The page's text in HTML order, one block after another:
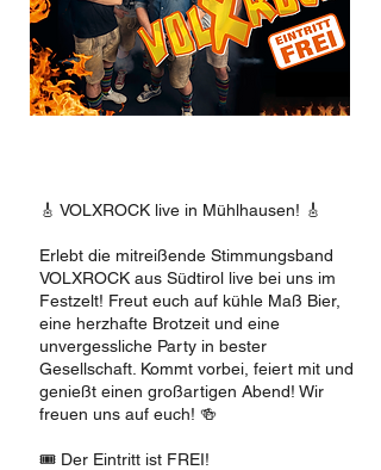
🎸 VOLXROCK live in Mühlhausen! 🎸
Erlebt die mitreißende Stimmungsband
VOLXROCK aus Südtirol live bei uns im
Festzelt! Freut euch auf kühle Maß Bier,
eine herzhafte Brotzeit und eine
unvergessliche Party in bester
Gesellschaft. Kommt vorbei, feiert mit und
genießt einen großartigen Abend! Wir
freuen uns auf euch! 🍻
🎟 Der Eintritt ist FREI!